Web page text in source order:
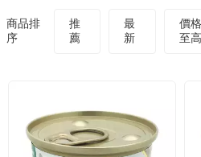
醫材用品
美容／個人清潔
紅利點數查詢
優惠券領取
商品排
序
推
薦
最
新
價
至